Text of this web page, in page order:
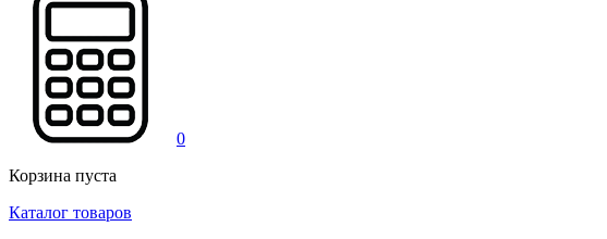
0
Корзина пуста
Каталог товаров